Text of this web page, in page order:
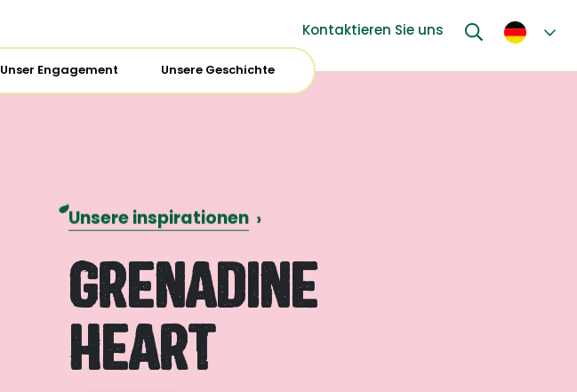
Kontaktieren Sie uns
Unser Engagement Unsere Geschichte
Unsere inspirationen ›
Grenadine
Heart